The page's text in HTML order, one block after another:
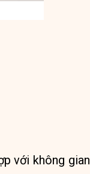
với không gian